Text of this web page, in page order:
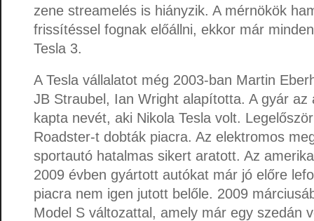
zene streamelés is hiányzik. A mérnökök
frissítéssel fognak előállni, ekkor már
Tesla 3.
A Tesla vállalatot még 2003-ban Martin
JB Straubel, Ian Wright alapította. A gyár az
kapta nevét, aki Nikola Tesla volt.
Roadster-t dobták piacra. Az elektromos
sportautó hatalmas sikert aratott. Az
2009 évben gyártott autókat már jó előre
piacra nem igen jutott belőle. 2009
Model S változattal, amely már egy szedán